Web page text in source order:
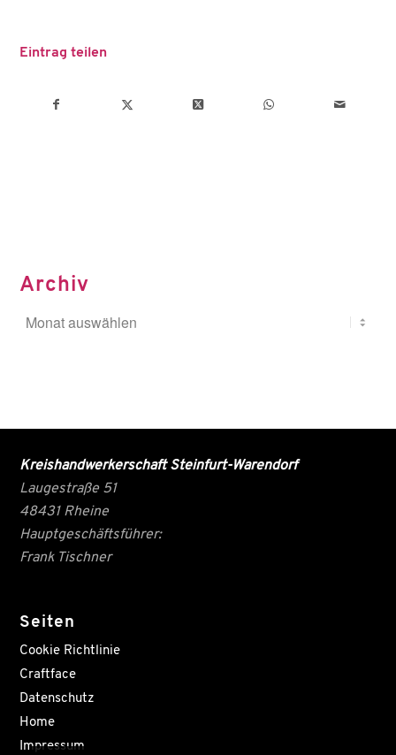
Eintrag teilen
Archiv
Kreishandwerkerschaft Steinfurt-Warendorf
Laugestraße 51
48431 Rheine
Hauptgeschäftsführer:
Frank Tischner
Seiten
Cookie Richtlinie
Craftface
Datenschutz
Home
Impressum